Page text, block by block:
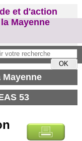
et d'action
Mayenne